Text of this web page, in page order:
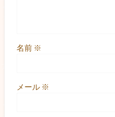
名前 ※
メール ※